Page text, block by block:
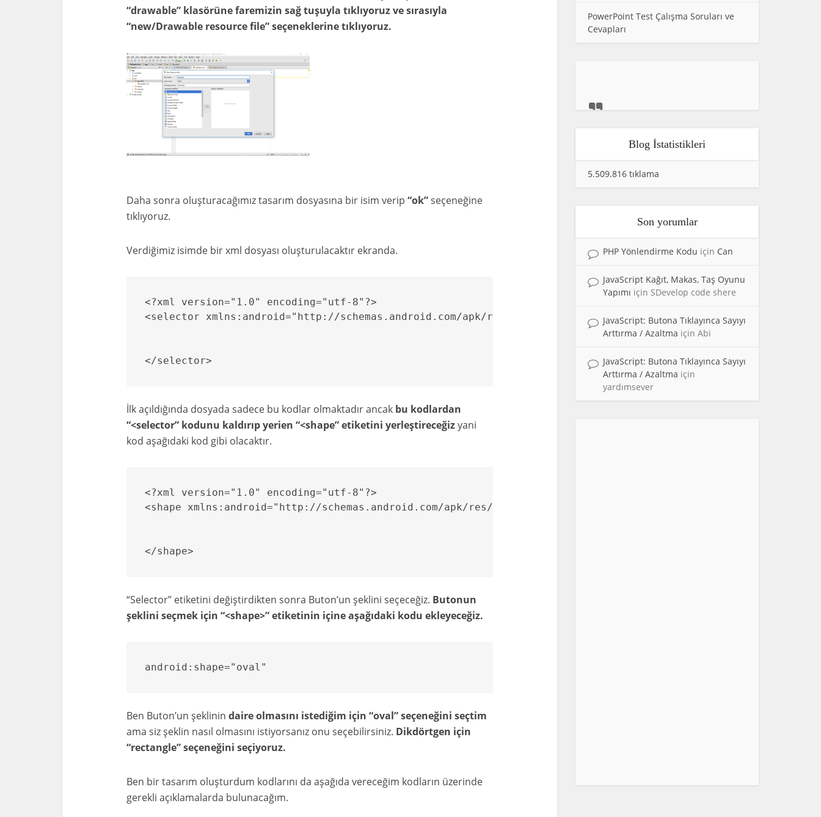
“drawable” klasörüne faremizin sağ tuşuyla tıklıyoruz ve sırasıyla
“new/Drawable resource file” seçeneklerine tıklıyoruz.
Daha sonra oluşturacağımız tasarım dosyasına bir isim verip “ok”seçeneğine
tıklıyoruz.
Verdiğimiz isimde bir xml dosyası oluşturulacaktır ekranda.
<?xml version="1.0" encoding="utf-8"?>
<selector xmlns:android="http://schemas.android.com/apk/res/android">
</selector>
İlk açıldığında dosyada sadece bu kodlar olmaktadır ancak bu kodlardan
“<selector” kodunu kaldırıp yerien “<shape” etiketini yerleştireceğizyani
kod aşağıdaki kod gibi olacaktır.
<?xml version="1.0" encoding="utf-8"?>
<shape xmlns:android="http://schemas.android.com/apk/res/android">
</shape>
“Selector” etiketini değiştirdikten sonra Buton’un şeklini seçeceğiz. Butonun
şeklini seçmek için “<shape>” etiketinin içine aşağıdaki kodu ekleyeceğiz.
android:shape="oval"
Ben Buton’un şeklinin daire olmasını istediğim için “oval” seçeneğini seçtim
ama siz şeklin nasıl olmasını istiyorsanız onu seçebilirsiniz. Dikdörtgen için
“rectangle” seçeneğini seçiyoruz.
Ben bir tasarım oluşturdum kodlarını da aşağıda vereceğim kodların üzerinde
gerekli açıklamalarda bulunacağım.
PowerPoint Test Çalışma Soruları ve
Cevapları
Blog İstatistikleri
5.509.816 tıklama
Son yorumlar
PHP Yönlendirme Kodu için Can
JavaScript Kağıt, Makas, Taş Oyunu
Yapımı için SDevelop code shere
JavaScript: Butona Tıklayınca Sayıyı
Arttırma / Azaltma için Abi
JavaScript: Butona Tıklayınca Sayıyı
Arttırma / Azaltma için
yardımsever